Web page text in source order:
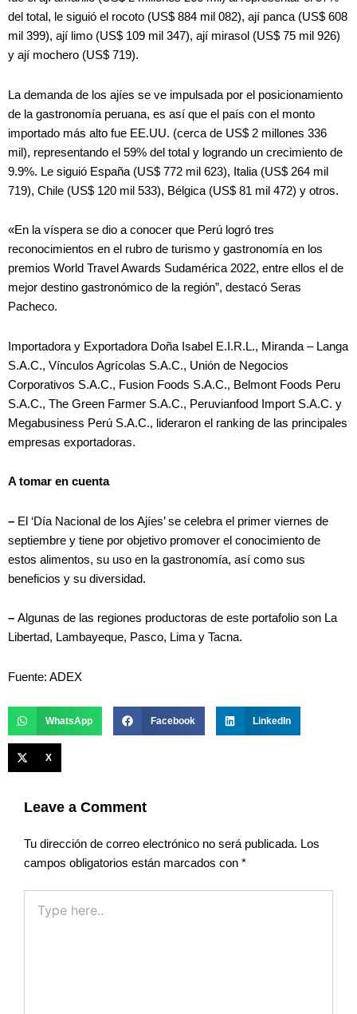
del total, le siguió el rocoto (US$ 884 mil 082), ají panca (US$ 608
mil 399), ají limo (US$ 109 mil 347), ají mirasol (US$ 75 mil 926)
y ají mochero (US$ 719).
La demanda de los ajíes se ve impulsada por el posicionamiento
de la gastronomía peruana, es así que el país con el monto
importado más alto fue EE.UU. (cerca de US$ 2 millones 336
mil), representando el 59% del total y logrando un crecimiento de
9.9%. Le siguió España (US$ 772 mil 623), Italia (US$ 264 mil
719), Chile (US$ 120 mil 533), Bélgica (US$ 81 mil 472) y otros.
«En la víspera se dio a conocer que Perú logró tres
reconocimientos en el rubro de turismo y gastronomía en los
premios World Travel Awards Sudamérica 2022, entre ellos el de
mejor destino gastronómico de la región”, destacó Seras
Pacheco.
Importadora y Exportadora Doña Isabel E.I.R.L., Miranda – Langa
S.A.C., Vínculos Agrícolas S.A.C., Unión de Negocios
Corporativos S.A.C., Fusion Foods S.A.C., Belmont Foods Peru
S.A.C., The Green Farmer S.A.C., Peruvianfood Import S.A.C. y
Megabusiness Perú S.A.C., lideraron el ranking de las principales
empresas exportadoras.
A tomar en cuenta
– El ‘Día Nacional de los Ajíes’ se celebra el primer viernes de
septiembre y tiene por objetivo promover el conocimiento de
estos alimentos, su uso en la gastronomía, así como sus
beneficios y su diversidad.
– Algunas de las regiones productoras de este portafolio son La
Libertad, Lambayeque, Pasco, Lima y Tacna.
Fuente: ADEX
WhatsApp Facebook LinkedIn
X
Leave a Comment
Tu dirección de correo electrónico no será publicada. Los
campos obligatorios están marcados con *
here..